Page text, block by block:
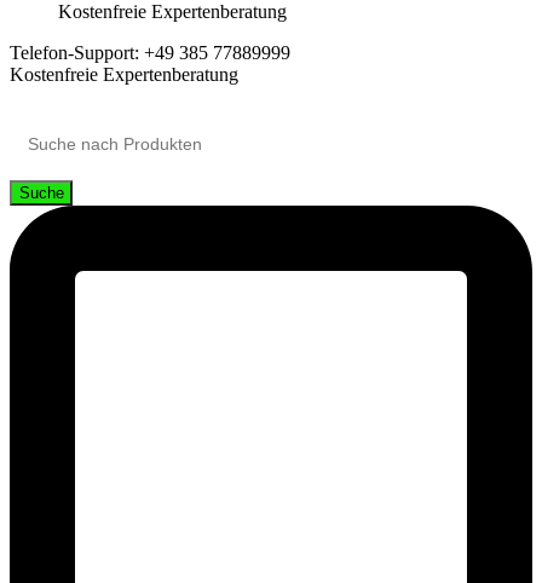
Kostenfreie Expertenberatung
Telefon-Support: +49 385 77889999
Kostenfreie Expertenberatung
Suche